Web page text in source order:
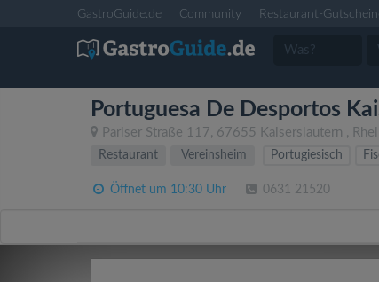
GastroGuide.de Community Restaurant-
Portuguesa De Desportos
Pariser Straße 117, 67655 Kaiserslautern ,
Restaurant
Vereinsheim Portugiesisch
Öffnet um 10:30 Uhr 0631 21520